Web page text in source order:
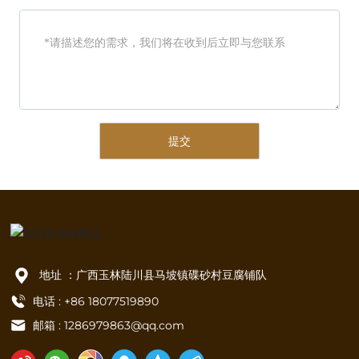
提交
地址 ：广西玉林陆川县马坡镇碟砂村豆腐铺队
电话 : +86 18077519890
邮箱 :1286979863@qq.com